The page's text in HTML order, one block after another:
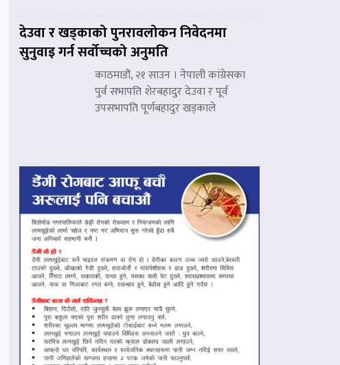
देउवा र खड्काको पुनरावलोकन निवेदनमा
सुनुवाइ गर्न सर्वोच्चको अनुमति
काठमाडौं, २१ साउन । नेपाली कांग्रेसका
पुर्व सभापति शेरबहादुर देउवा र पूर्व
उपसभापति पूर्णबहादुर खड्काले